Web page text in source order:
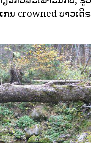
ນ crowned ບາວເດີຣ